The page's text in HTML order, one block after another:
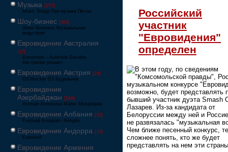
Музыка [257]
Music Songs Поп-музыка Песни
Шоу-бизнес [564]
Show Business Музыкальная
индустрия
Евровидение Австралия
[17]
Eurovision – Australia Decides
Австралия решает
Евровидение Австрия [24]
Ö3-Wecker Ö3 Будильник
Евровидение
Азербайджан [549]
Avrovijn Avroviziya Mahnı Müsabiqəsi
Евровидение Албания [32]
Festivali Evropian i Këngës
Евровидение Андорра [15]
Eurovisió
Евровидение Армения
Российский
участник
"Евровидения"
определен
В этом году, по сведениям
"Комсомольской правды",
музыкальном конкурсе
возможно, будет представлять
бывший участник дуэта Smash
Лазарев. Из-за кандидата от
Белоруссии между ней и
не развязалась "музыкальная
Чем ближе песенный конкурс,
сложнее понять, кто же будет
представлять на нем эти